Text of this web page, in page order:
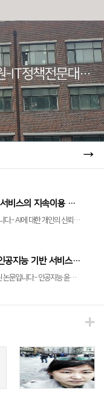
서울과학기술대학교 전문대학원-IT정책전문대학원
→
[정보화정책 30(2)] 인공지능 기반 음성비서 서비스의 지속이용 의도에 미치는 영향: 인공지능에 대한 신뢰와 프라이버시 염려의 상호작용을 중심으로
정보화정책 30권 2호(2023년 6월 30일)에 게재된 논문입니다.- AI에 대한 개인의 신뢰와 온라인 프라이버시 염려가 AI 기반 음성비서의 지속적인 사용에 미치는 영향, 특히 상호 작용의 영향을 실증적으로 분석- 연구데이터: 설문문항을 구성하고 응답자 405명을 대상으로 온라인 설문조사 실시 - 분석방법: 인공지능 기반 음성비서 서비스 도입 및 지속 이용의도에 미치는 영향을 Heckman 선택모형을 이용하여 분석- 연구결과: 1. 인공지능 기반 음성비서 서비스 이용행태는 기술수용 촉진요인인 지각된 유용성, 지각된 이용편의성, 사회적 영향에 의해 긍정적인 영향을 받음 2. 인공지능에 대한 신뢰는 인공지능 기반 음성비서 서비스 이용행태에 통계적으로 유의한 영향을 미치지 않았으나 지속 이용의도에는 정(+)의 영향 3. 프라이버시 염려 수준은 AI에 대한 신뢰와의 상호작용을 통해 지속적인 이용의도를 억제하는 효과(β=-0.153)가 있음을 확인- 연구 차별성: 연속적 결과물로서 AI 기반 음성비서 서비스의 수용과 지속적 이용에 관한 영향요인 분석을 헤크만 선택모형을 적용하여 연구결과의 타당도를 향상하고, 이용자의 프라이버시 염려 수준이 인공지능에 대한신뢰로 인한 지속적 서비스 이용의도를 억제하는 조절효과를 실증적으로 검증Citation: 장창기ㆍ허덕원ㆍ성욱준. (2023). 인공지능 기반 음성비서 서비스의 지속이용 의도에 미치는 영향: 인공지능에 대한 신뢰와 프라이버시 염려의 상호작용을 중심으로. 정보화정책, 30(2), 22–45.
[한국IT서비스학회지 22(2)] 기업의 윤리적 인공지능 기반 서비스 개발을 위한 정책수단 연구: AHP를 활용한 탐색적 분석
한국IT서비스학회지 22권 2호(2023년 4월 30일)에 게재된 논문입니다.- 인공지능 윤리기준 및 자율점검표를 기업이 자율적으로 준수하고 활용하도록 유도하는 정책수단을 탐색적으로 분석- 연구방법: 인공지능 관련 기업 인터뷰 및 전문가 AHP 분석 - 연구결과: 1. 정책소망성과 실행가능성 측면에서 기업이 인공지능 기반 서비스를 윤리적으로 개발하도록 유인하는 정책수단이 우선시 되어야 하고, 규제수단에 대해서는 신중한 접근의 필요성이 확인 2. 유인정책으로는 인공지능 윤리의 활용을 지원할 수 있는 다양한 분야의 전문가로 구성된 컨설팅 지원과 인공지능 윤리기준이 적용된 솔루션의 개발 지원에 관한 정책의 필요성이 확인 3. 인공지능 윤리는 기준을 수립하는 과정에서 다양한 이해관계자의 참여와 합의가 요구되고, 정책수단은 시행과 환류과정에서 지속적인 보완이 필요- 연구 차별성: 인공지능 윤리원칙에 관한 담론적 논의에서 벗어나 기업이 윤리적 인공지능 기반 서비스를 개발하는데 필요한 정책수단을 분석적 방법론을 통해 제시Citation: 장창기ㆍ이민상ㆍ성욱준. (2023). 기업의 윤리적 인공지능 기반 서비스 개발을 위한 정책수단 연구: AHP를 활용한 탐색적 분석. 한국IT서비스학회지, 22(2), 23–40.